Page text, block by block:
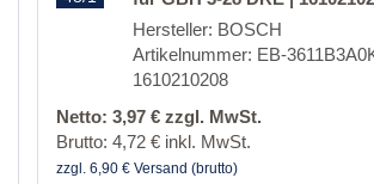
Hersteller: BOSCH
Artikelnummer: EB-
1610210208
Netto: 3,97 € zzgl. MwSt.
Brutto: 4,72 € inkl. MwSt.
zzgl. 6,90 € Versand (brutto)